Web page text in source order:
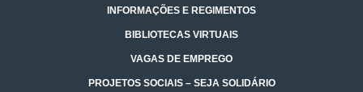
INFORMAÇÕES E REGIMENTOS
BIBLIOTECAS VIRTUAIS
VAGAS DE EMPREGO
PROJETOS SOCIAIS – SEJA SOLIDÁRIO